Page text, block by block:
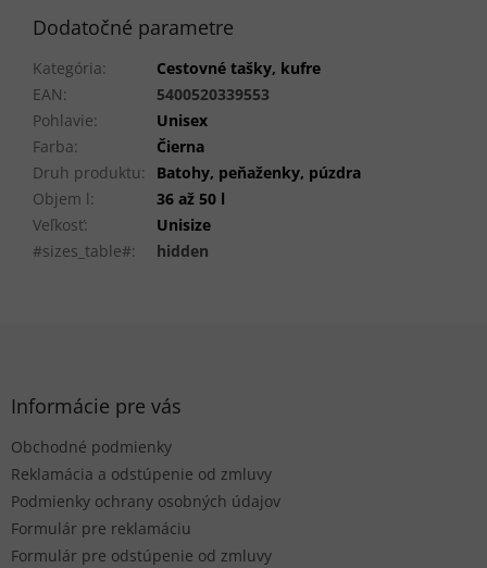
Dodatočné parametre
Kategória:
Cestovné tašky, kufre
EAN:
5400520339553
Pohlavie:
Unisex
Farba:
Čierna
Druh produktu:
Batohy, peňaženky, púzdra
Objem l:
36 až 50 l
Veľkosť:
Unisize
#sizes_table#: hidden
Informácie pre vás
Obchodné podmienky
Reklamácia a odstúpenie od zmluvy
Podmienky ochrany osobných údajov
Formulár pre reklamáciu
Formulár pre odstúpenie od zmluvy